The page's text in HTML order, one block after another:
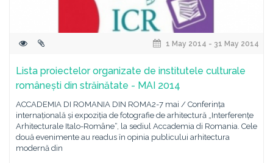
1 May 2014 - 31 May 2014
Lista proiectelor organizate de institutele culturale
românești din străinătate - MAI 2014
ACCADEMIA DI ROMANIA DIN ROMA2-7 mai / Conferința
internațională și expoziția de fotografie de arhitectură „Interferențe
Arhitecturale Italo-Române“, la sediul Accademia di Romania. Cele
două evenimente au readus ȋn opinia publicului arhitectura
modernă din